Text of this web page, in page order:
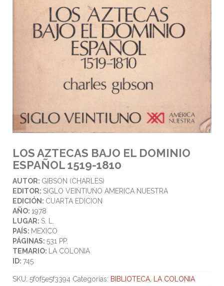
LOS AZTECAS BAJO EL DOMINIO
ESPAÑOL 1519-1810
AUTOR: GIBSON (CHARLES)
EDITOR: SIGLO VEINTIUNO AMERICA NUESTRA
EDICIÓN: CUARTA EDICION
AÑO: 1978
LUGAR: S. L.
PAÍS: MEXICO
PÁGINAS: 531 PP.
TEMARIO:
LA COLONIA
ID: 745
SKU: 5f0f5e5f3394 Categorías: BIBLIOTECA LA COLONIA